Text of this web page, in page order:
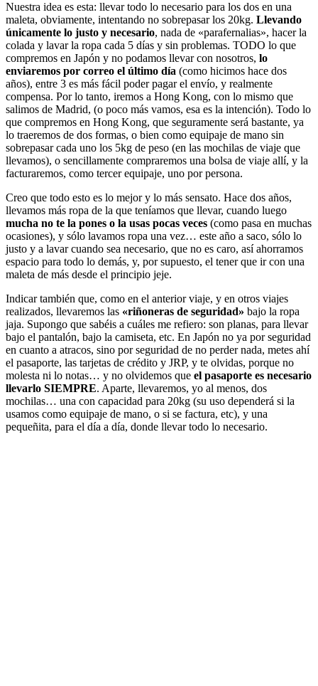
Nuestra idea es esta: llevar todo lo necesario para los dos en una
maleta, obviamente, intentando no sobrepasar los 20kg. Llevando
únicamente lo justo y necesario, nada de «parafernalias», hacer la
colada y lavar la ropa cada 5 días y sin problemas. TODO lo que
compremos en Japón y no podamos llevar con nosotros, lo
enviaremos por correo el último día (como hicimos hace dos
años), entre 3 es más fácil poder pagar el envío, y realmente
compensa. Por lo tanto, iremos a Hong Kong, con lo mismo que
salimos de Madrid, (o poco más vamos, esa es la intención). Todo lo
que compremos en Hong Kong, que seguramente será bastante, ya
lo traeremos de dos formas, o bien como equipaje de mano sin
sobrepasar cada uno los 5kg de peso (en las mochilas de viaje que
llevamos), o sencillamente compraremos una bolsa de viaje allí, y la
facturaremos, como tercer equipaje, uno por persona.
Creo que todo esto es lo mejor y lo más sensato. Hace dos años,
llevamos más ropa de la que teníamos que llevar, cuando luego
mucha no te la pones o la usas pocas veces (como pasa en muchas
ocasiones), y sólo lavamos ropa una vez… este año a saco, sólo lo
justo y a lavar cuando sea necesario, que no es caro, así ahorramos
espacio para todo lo demás, y, por supuesto, el tener que ir con una
maleta de más desde el principio jeje.
Indicar también que, como en el anterior viaje, y en otros viajes
realizados, llevaremos las «riñoneras de seguridad» bajo la ropa
jaja. Supongo que sabéis a cuáles me refiero: son planas, para llevar
bajo el pantalón, bajo la camiseta, etc. En Japón no ya por seguridad
en cuanto a atracos, sino por seguridad de no perder nada, metes ahí
el pasaporte, las tarjetas de crédito y JRP, y te olvidas, porque no
molesta ni lo notas… y no olvidemos que el pasaporte es necesario
llevarlo SIEMPRE. Aparte, llevaremos, yo al menos, dos
mochilas… una con capacidad para 20kg (su uso dependerá si la
usamos como equipaje de mano, o si se factura, etc), y una
pequeñita, para el día a día, donde llevar todo lo necesario.